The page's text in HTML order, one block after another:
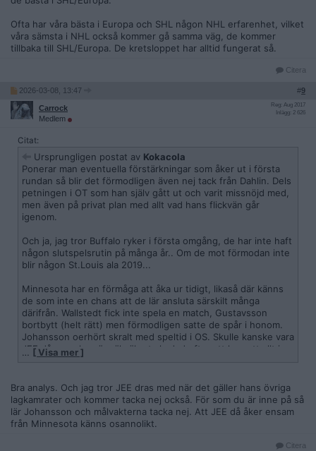
Ofta har våra bästa i Europa och SHL någon NHL erfarenhet, vilket
våra sämsta i NHL också kommer gå samma väg, de kommer
tillbaka till SHL/Europa. De kretsloppet har alltid fungerat så.
Citera
2026-03-08, 13:47 #9
Carrock
Medlem
Reg: Aug 2017
Inlägg: 2 626
Citat:
Ursprungligen postat av Kokacola
Ponerar man eventuella förstärkningar som åker ut i första
rundan så blir det förmodligen även nej tack från Dahlin. Dels
petningen i OT som han själv gått ut och varit missnöjd med,
men även på privat plan med allt vad hans flickvän går
igenom.
Och ja, jag tror Buffalo ryker i första omgång, de har inte haft
någon slutspelsrutin på många år.. Om de mot förmodan inte
blir någon St.Louis ala 2019...
Minnesota har en förmåga att åka ur tidigt, likaså där känns
de som inte en chans att de lär ansluta särskilt många
därifrån. Wallstedt fick inte spela en match, Gustavsson
bortbytt (helt rätt) men förmodligen satte de spår i honom.
Johansson oerhört skralt med speltid i OS. Skulle kanske vara
JEE då, men han är väl säkert skadad efter att ha gett allt i
Stanley Cup..
… [ Visa mer ]
Bra analys. Och jag tror JEE dras med när det gäller hans övriga
lagkamrater och kommer tacka nej också. För som du är inne på så
lär Johansson och målvakterna tacka nej. Att JEE då åker ensam
från Minnesota känns osannolikt.
Citera